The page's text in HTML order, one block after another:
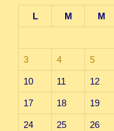
L
M M
3 4 5
10 11 12
17 18 19
24 25 26